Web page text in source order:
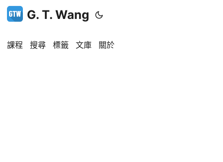
G. T. Wang
課程 搜尋 標籤 文庫 關於